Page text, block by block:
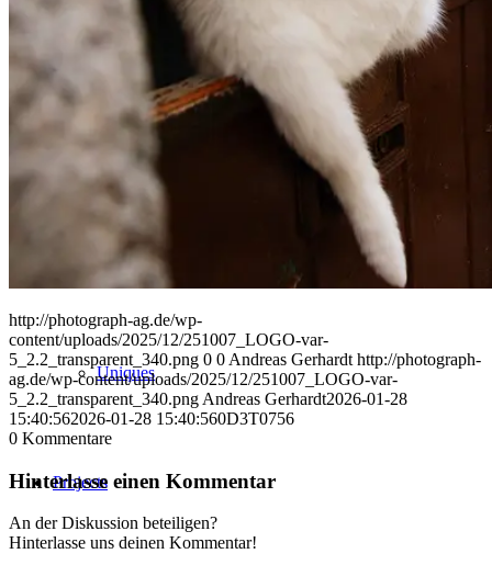
Lifestyle
Corporate
Sports
Uniques
Projects
http://photograph-ag.de/wp-
content/uploads/2025/12/251007_LOGO-var-
5_2.2_transparent_340.png 0 0 Andreas Gerhardt http://photograph-
ag.de/wp-content/uploads/2025/12/251007_LOGO-var-
5_2.2_transparent_340.png Andreas Gerhardt2026-01-28
15:40:562026-01-28 15:40:560D3T0756
0 Kommentare
Hinterlasse einen Kommentar
An der Diskussion beteiligen?
Hinterlasse uns deinen Kommentar!